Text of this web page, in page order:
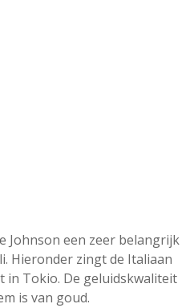
Johnson een zeer belangrijk
Hieronder zingt de Italiaan
in Tokio. De geluidskwaliteit
is van goud.